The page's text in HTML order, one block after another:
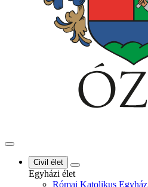
Civil élet
Egyházi élet
Római Katolikus Egyház